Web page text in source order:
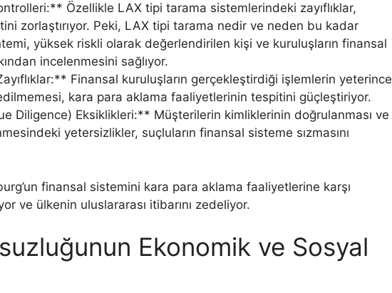
Özellikle LAX tipi tarama sistemlerindeki zayıflıklar,
zorlaştırıyor. Peki, LAX tipi tarama nedir ve neden bu kadar
yüksek riskli olarak değerlendirilen kişi ve kuruluşların finansal
incelenmesini sağlıyor.
Finansal kuruluşların gerçekleştirdiği işlemlerin yeterince
kara para aklama faaliyetlerinin tespitini güçleştiriyor.
Diligence) Eksiklikleri:** Müşterilerin kimliklerinin doğrulanması ve
yetersizlikler, suçluların finansal sisteme sızmasını
finansal sistemini kara para aklama faaliyetlerine karşı
ve ülkenin uluslararası itibarını zedeliyor.
Ekonomik ve Sosyal